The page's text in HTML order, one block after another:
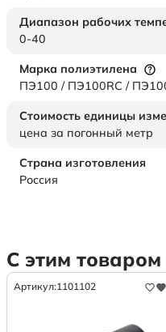
Диапазон рабочих
0-40
Марка полиэтилена
ПЭ100 / ПЭ100RC /
Стоимость единицы
цена за погонный метр
Страна изготовления
Россия
С этим
Артикул:1101102